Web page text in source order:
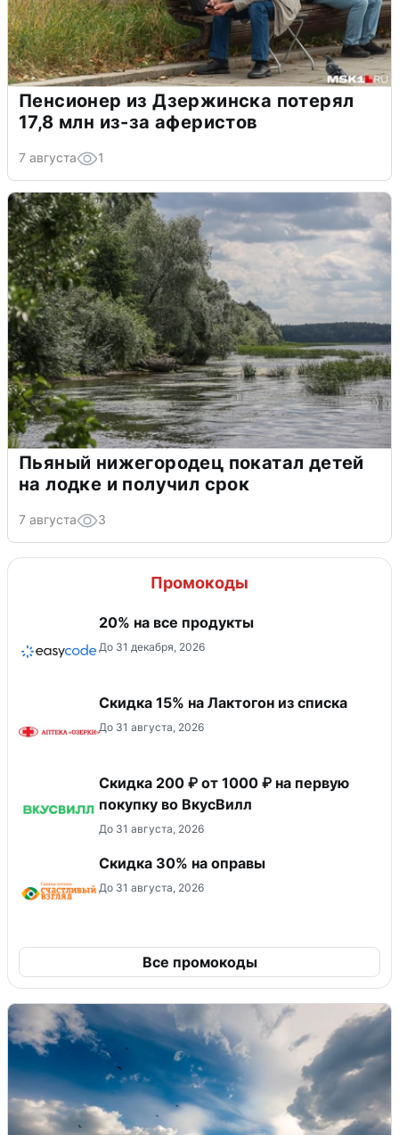
Пенсионер из Дзержинска потерял
17,8 млн из-за аферистов
7 августа 1
Пьяный нижегородец покатал детей
на лодке и получил срок
7 августа 3
Промокоды
20% на все продукты
До 31 декабря, 2026
Скидка 15% на Лактогон из списка
До 31 августа, 2026
Скидка 200 ₽ от 1000 ₽ на первую
покупку во ВкусВилл
До 31 августа, 2026
Скидка 30% на оправы
До 31 августа, 2026
Все промокоды